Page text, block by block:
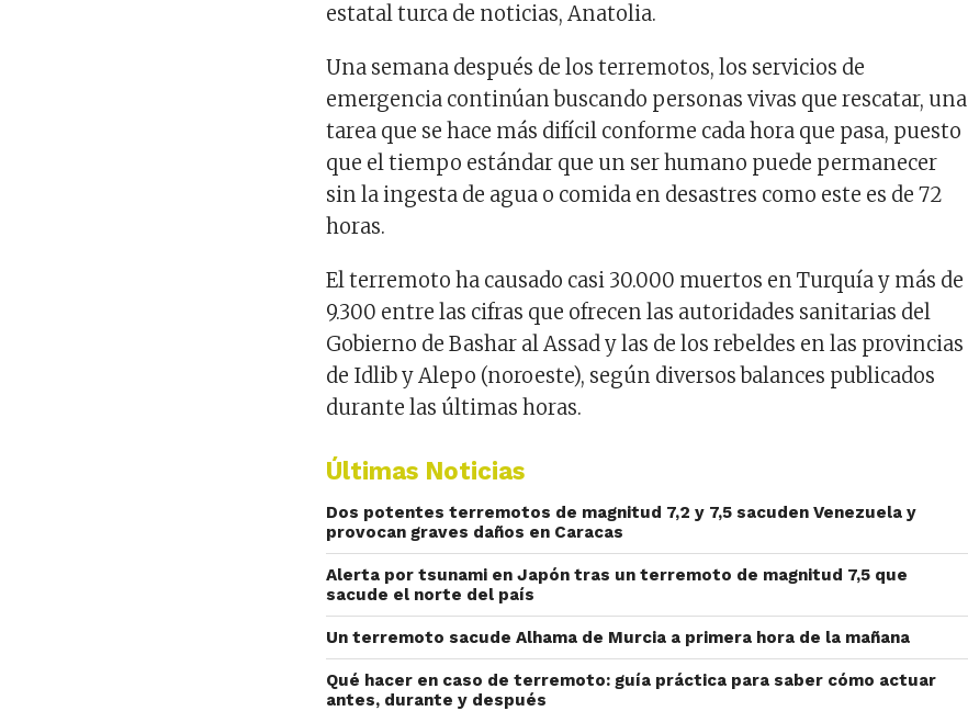
estatal turca de noticias, Anatolia.
Una semana después de los terremotos, los servicios de
emergencia continúan buscando personas vivas que rescatar, una
tarea que se hace más difícil conforme cada hora que pasa, puesto
que el tiempo estándar que un ser humano puede permanecer
sin la ingesta de agua o comida en desastres como este es de 72
horas.
El terremoto ha causado casi 30.000 muertos en Turquía y más de
9.300 entre las cifras que ofrecen las autoridades sanitarias del
Gobierno de Bashar al Assad y las de los rebeldes en las provincias
de Idlib y Alepo (noroeste), según diversos balances publicados
durante las últimas horas.
Últimas Noticias
Dos potentes terremotos de magnitud 7,2 y 7,5 sacuden Venezuela y
provocan graves daños en Caracas
Alerta por tsunami en Japón tras un terremoto de magnitud 7,5 que
sacude el norte del país
Un terremoto sacude Alhama de Murcia a primera hora de la mañana
Qué hacer en caso de terremoto: guía práctica para saber cómo actuar
antes, durante y después